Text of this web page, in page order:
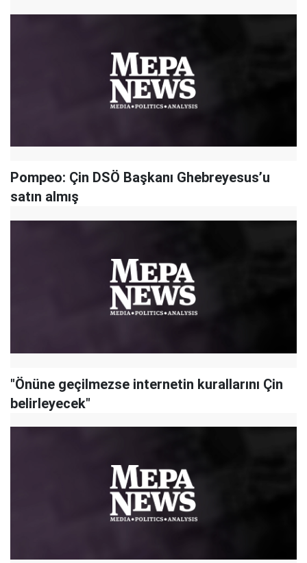
Pompeo: Çin DSÖ Başkanı Ghebreyesus’u
satın almış
"Önüne geçilmezse internetin kurallarını Çin
belirleyecek"